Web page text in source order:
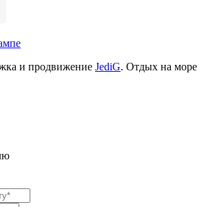
и продвижение JediG. Отдых на море